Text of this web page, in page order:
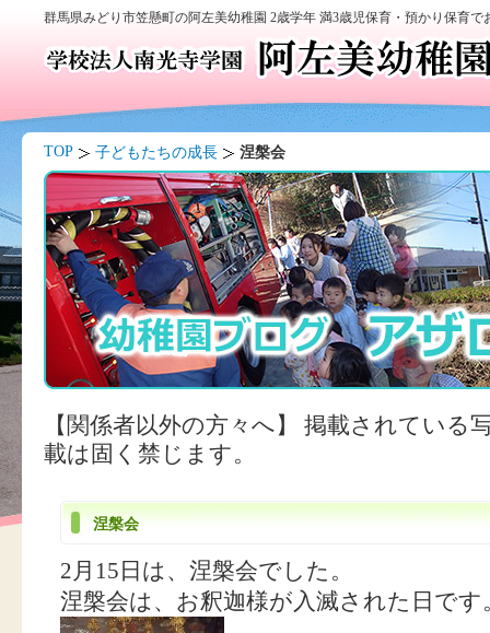
群馬県みどり市笠懸町の阿左美幼稚園 2歳学年 満3歳児保育・預かり保育
TOP 子どもたちの成長 涅槃会
【関係者以外の方々へ】 掲載されている
載は固く禁じます。
涅槃会
2月15日は、涅槃会でした。
涅槃会は、お釈迦様が入滅された日です